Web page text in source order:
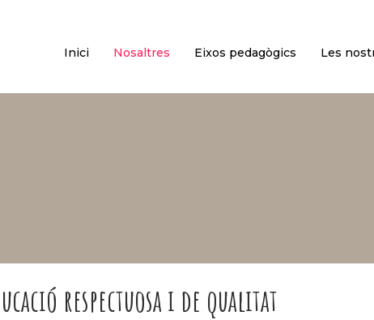
Inici Nosaltres Eixos pedagògics Les
respectuosa i de qualitat